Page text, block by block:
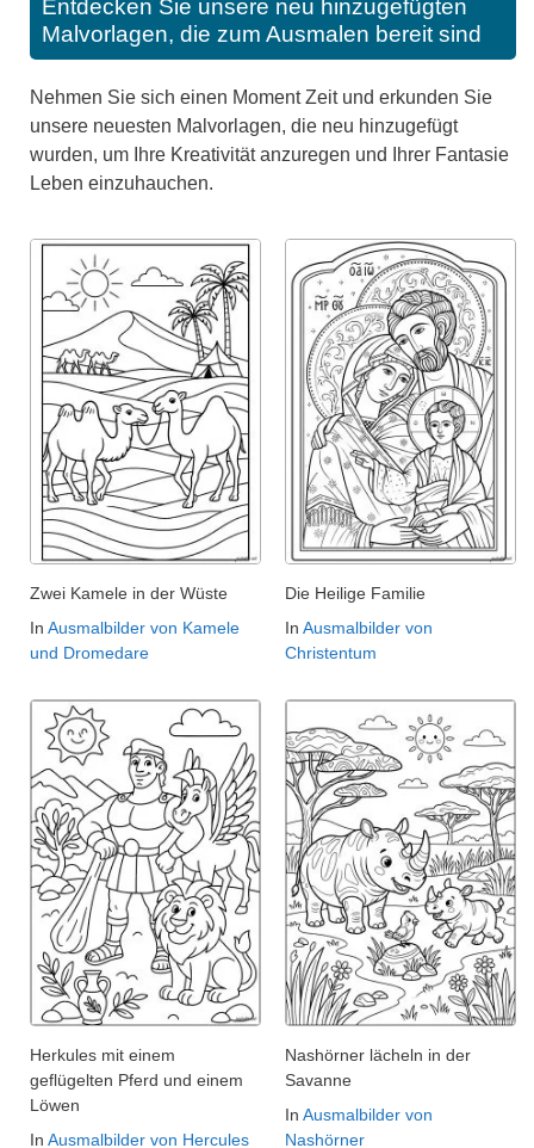
Entdecken Sie unsere neu hinzugefügten
Malvorlagen, die zum Ausmalen bereit sind
Nehmen Sie sich einen Moment Zeit und erkunden Sie
unsere neuesten Malvorlagen, die neu hinzugefügt
wurden, um Ihre Kreativität anzuregen und Ihrer Fantasie
Leben einzuhauchen.
Zwei Kamele in der Wüste
In Ausmalbilder von Kamele
und Dromedare
Die Heilige Familie
In Ausmalbilder von
Christentum
Herkules mit einem
geflügelten Pferd und einem
Löwen
In Ausmalbilder von Hercules
Nashörner lächeln in der
Savanne
In Ausmalbilder von
Nashörner